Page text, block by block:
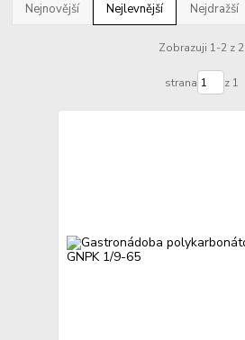
Nejnovější Nejlevnější Nejdražší
Zobrazuji 1-2 z 2
strana z 1